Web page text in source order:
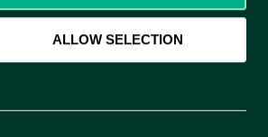
ALLOW SELECTION